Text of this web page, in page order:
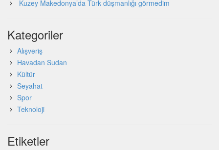
Kuzey Makedonya’da Türk düşmanlığı görmedim
Kategoriler
Alışveriş
Havadan Sudan
Kültür
Seyahat
Spor
Teknoloji
Etiketler